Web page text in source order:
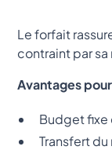
Le forfait
contraint par
Avantages
Budget fixe
Transfert